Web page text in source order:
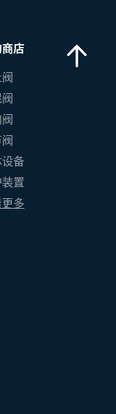
店
备
置
多
pour